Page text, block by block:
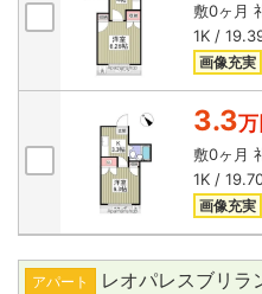
敷0ヶ月
1K /
画像充実
3.3万
敷0ヶ月
1K /
画像充実
アパート レオパレスブリラ